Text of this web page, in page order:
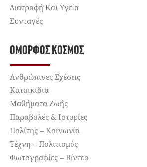
Διατροφή Και Υγεία
Συνταγές
ΌΜΟΡΦΟΣ ΚΌΣΜΟΣ
Ανθρώπινες Σχέσεις
Κατοικίδια
Μαθήματα Ζωής
Παραβολές & Ιστορίες
Πολίτης – Κοινωνία
Τέχνη – Πολιτισμός
Φωτογραφίες – Βίντεο